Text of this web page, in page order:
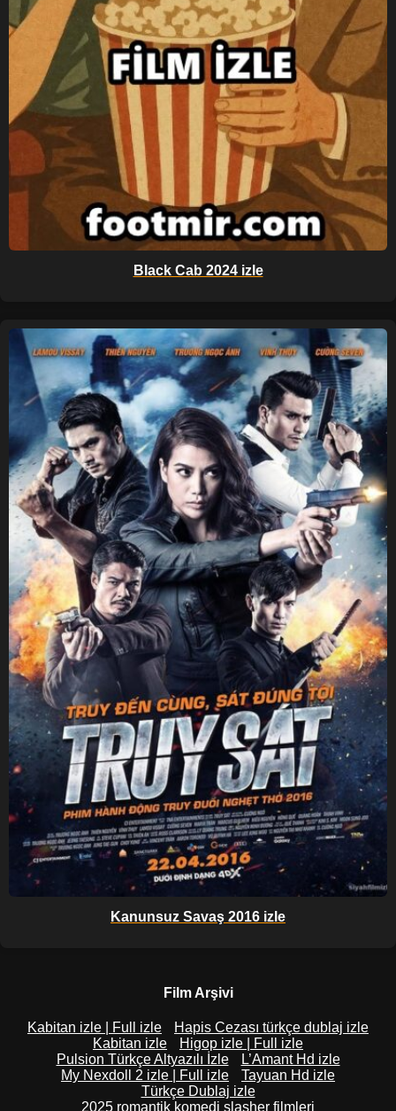
Black Cab 2024 izle
Kanunsuz Savaş 2016 izle
Film Arşivi
Kabitan izle | Full izle
Hapis Cezası türkçe dublaj izle
Kabitan izle
Higop izle | Full izle
Pulsion Türkçe Altyazılı İzle
L’Amant Hd izle
My Nexdoll 2 izle | Full izle
Tayuan Hd izle
Türkçe Dublaj izle
2025 romantik komedi slasher filmleri